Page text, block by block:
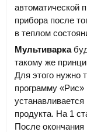
автоматической
прибора после
в теплом
Мультиварка
такому же
Для этого нужно
программу «Рис»
продукта. На 1
После